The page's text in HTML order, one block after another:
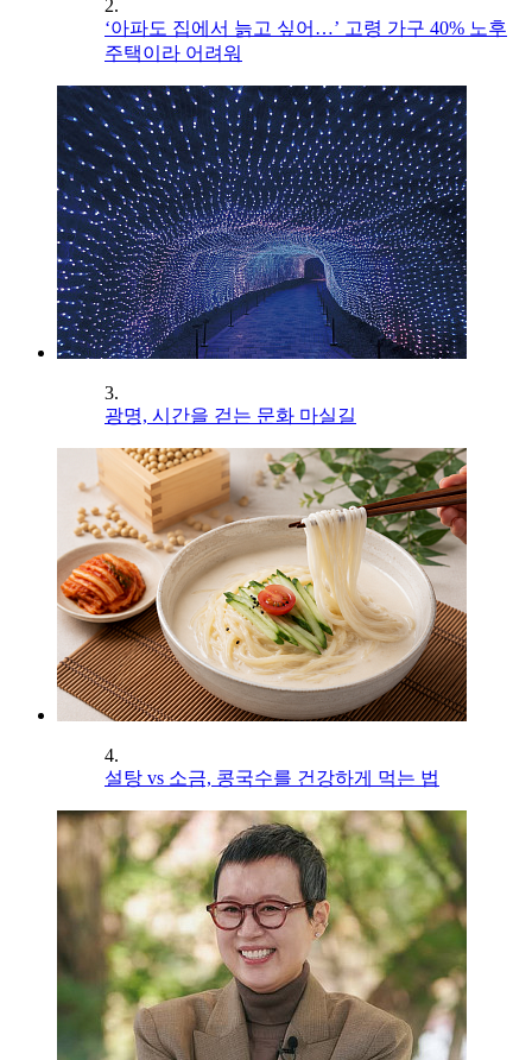
2.
‘아파도 집에서 늙고 싶어…’ 고령 가구 40% 노후
주택이라 어려워
3.
광명, 시간을 걷는 문화 마실길
4.
설탕 vs 소금, 콩국수를 건강하게 먹는 법